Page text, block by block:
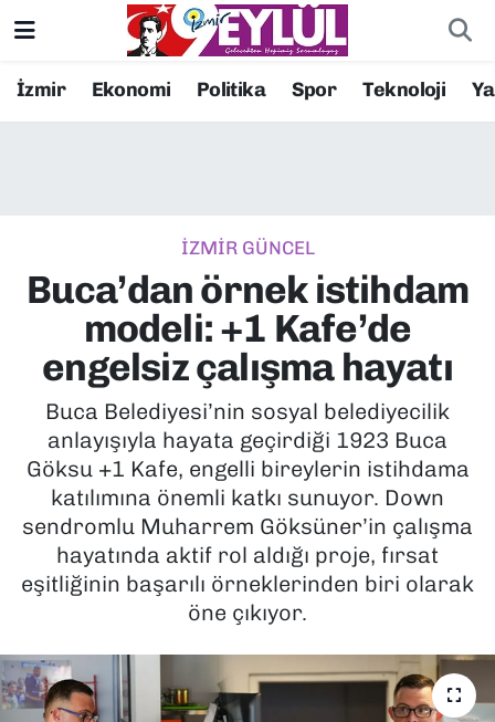
İzmir Ekonomi Politika Spor Teknoloji
İZMİR GÜNCEL
Buca’dan örnek istihdam
modeli: +1 Kafe’de
engelsiz çalışma hayatı
Buca Belediyesi’nin sosyal belediyecilik
anlayışıyla hayata geçirdiği 1923 Buca
Göksu +1 Kafe, engelli bireylerin istihdama
katılımına önemli katkı sunuyor. Down
sendromlu Muharrem Göksüner’in çalışma
hayatında aktif rol aldığı proje, fırsat
eşitliğinin başarılı örneklerinden biri olarak
öne çıkıyor.
Resmi İlanlar
EKONOMİ
KÜLTÜR SANAT
MAGAZİN
POLİTİKA
SAĞLIK
SPOR
YAŞAM
Konak Nöbetçi Eczaneler
Süper Lig Puan Durumu ve Fikstür
Tüm Manşetler
Son Dakika Haberleri
Haber Arşivi